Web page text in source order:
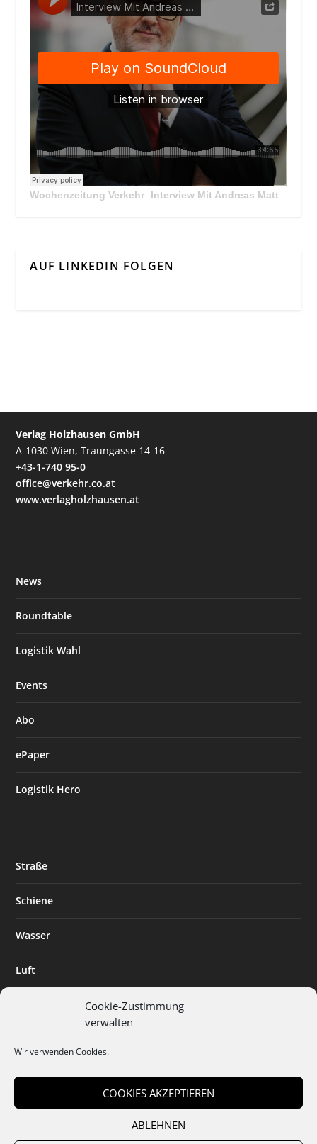
Cookie-Zustimmung
verwalten
Wir verwenden Cookies.
COOKIES AKZEPTIEREN
ABLEHNEN
Wochenzeitung Verkehr · Interview Mit Andreas Matthä, CEO der ÖBB Holding
AUF LINKEDIN FOLGEN
Verlag Holzhausen GmbH
A-1030 Wien, Traungasse 14-16
+43-1-740 95-0
office@verkehr.co.at
www.verlagholzhausen.at
News
Roundtable
Logistik Wahl
Events
Abo
ePaper
Logistik Hero
Straße
Schiene
Wasser
Luft
Digitalisierung